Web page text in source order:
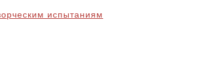
испытаниям